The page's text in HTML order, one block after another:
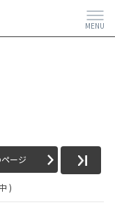
MENU
ージ
)